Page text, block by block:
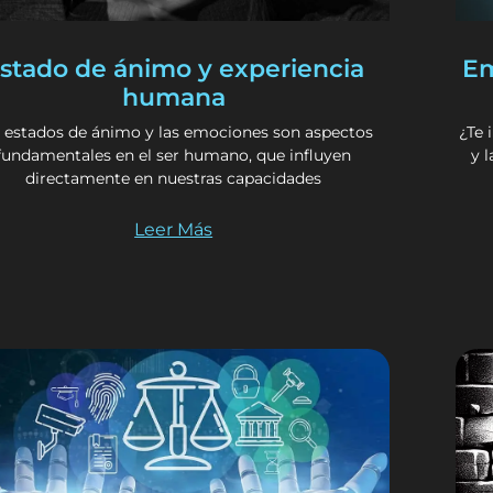
de ánimo y experiencia
humana
estados de ánimo y las emociones son aspectos
en el ser humano, que influyen
directamente en nuestras capacidades
Leer Más
y